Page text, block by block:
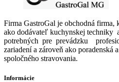
Firma GastroGal je obchodná firma,
ako dodávateľ kuchynskej
potrebných pre prevádzku
zariadení a zároveň ako poradenská
spoločného stravovania.
Informácie